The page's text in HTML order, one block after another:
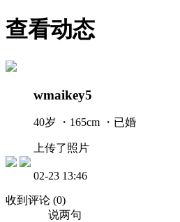
查看动态
wmaikey5
40岁 ・165cm ・已婚
上传了照片
02-23 13:46
收到评论 (0)
说两句